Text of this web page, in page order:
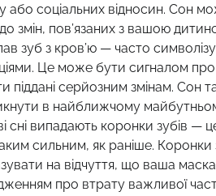
або соціальних відносин.
змін, пов’язаних з вашою
зуб з кров’ю — часто
Це може бути сигналом
піддані серйозним змінам.
в найближчому
сні випадають коронки зубів
сильним, як раніше.
на відчуття, що ваша
про втрату важливої